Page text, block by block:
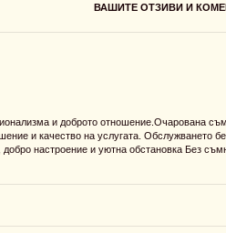
ВАШИТЕ ОТЗИВИ И КОМЕНТАРИ
и доброто отношение.Очарована
и качество на услугата. Обслужването
настроение и уютна обстановка Без